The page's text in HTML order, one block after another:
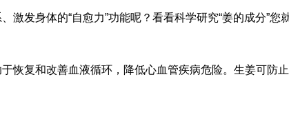
激发身体的“自愈力”功能呢？看看科学研究“姜的成分”您
恢复和改善血液循环，降低心血管疾病危险。生姜可防